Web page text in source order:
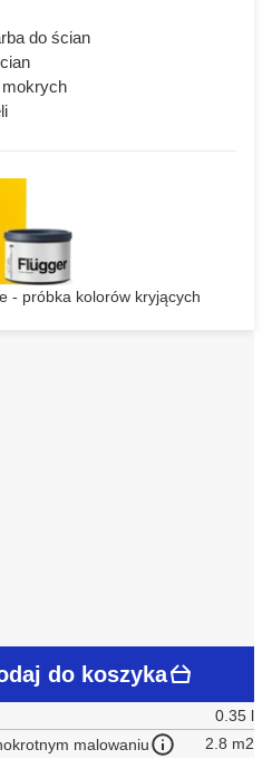
do ścian
- próbka kolorów kryjących
do koszyka
0.35 l
malowaniu
2.8 m2